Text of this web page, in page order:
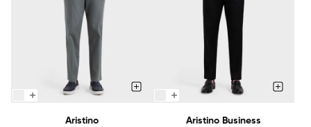
Aristino
Aristino Business